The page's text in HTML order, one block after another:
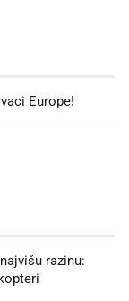
Europe!
razinu: